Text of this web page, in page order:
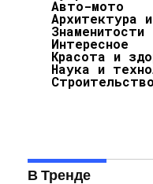
Авто-мото
Архитектура
Знаменитости
Интересное
Красота и
Наука и
В Тренде